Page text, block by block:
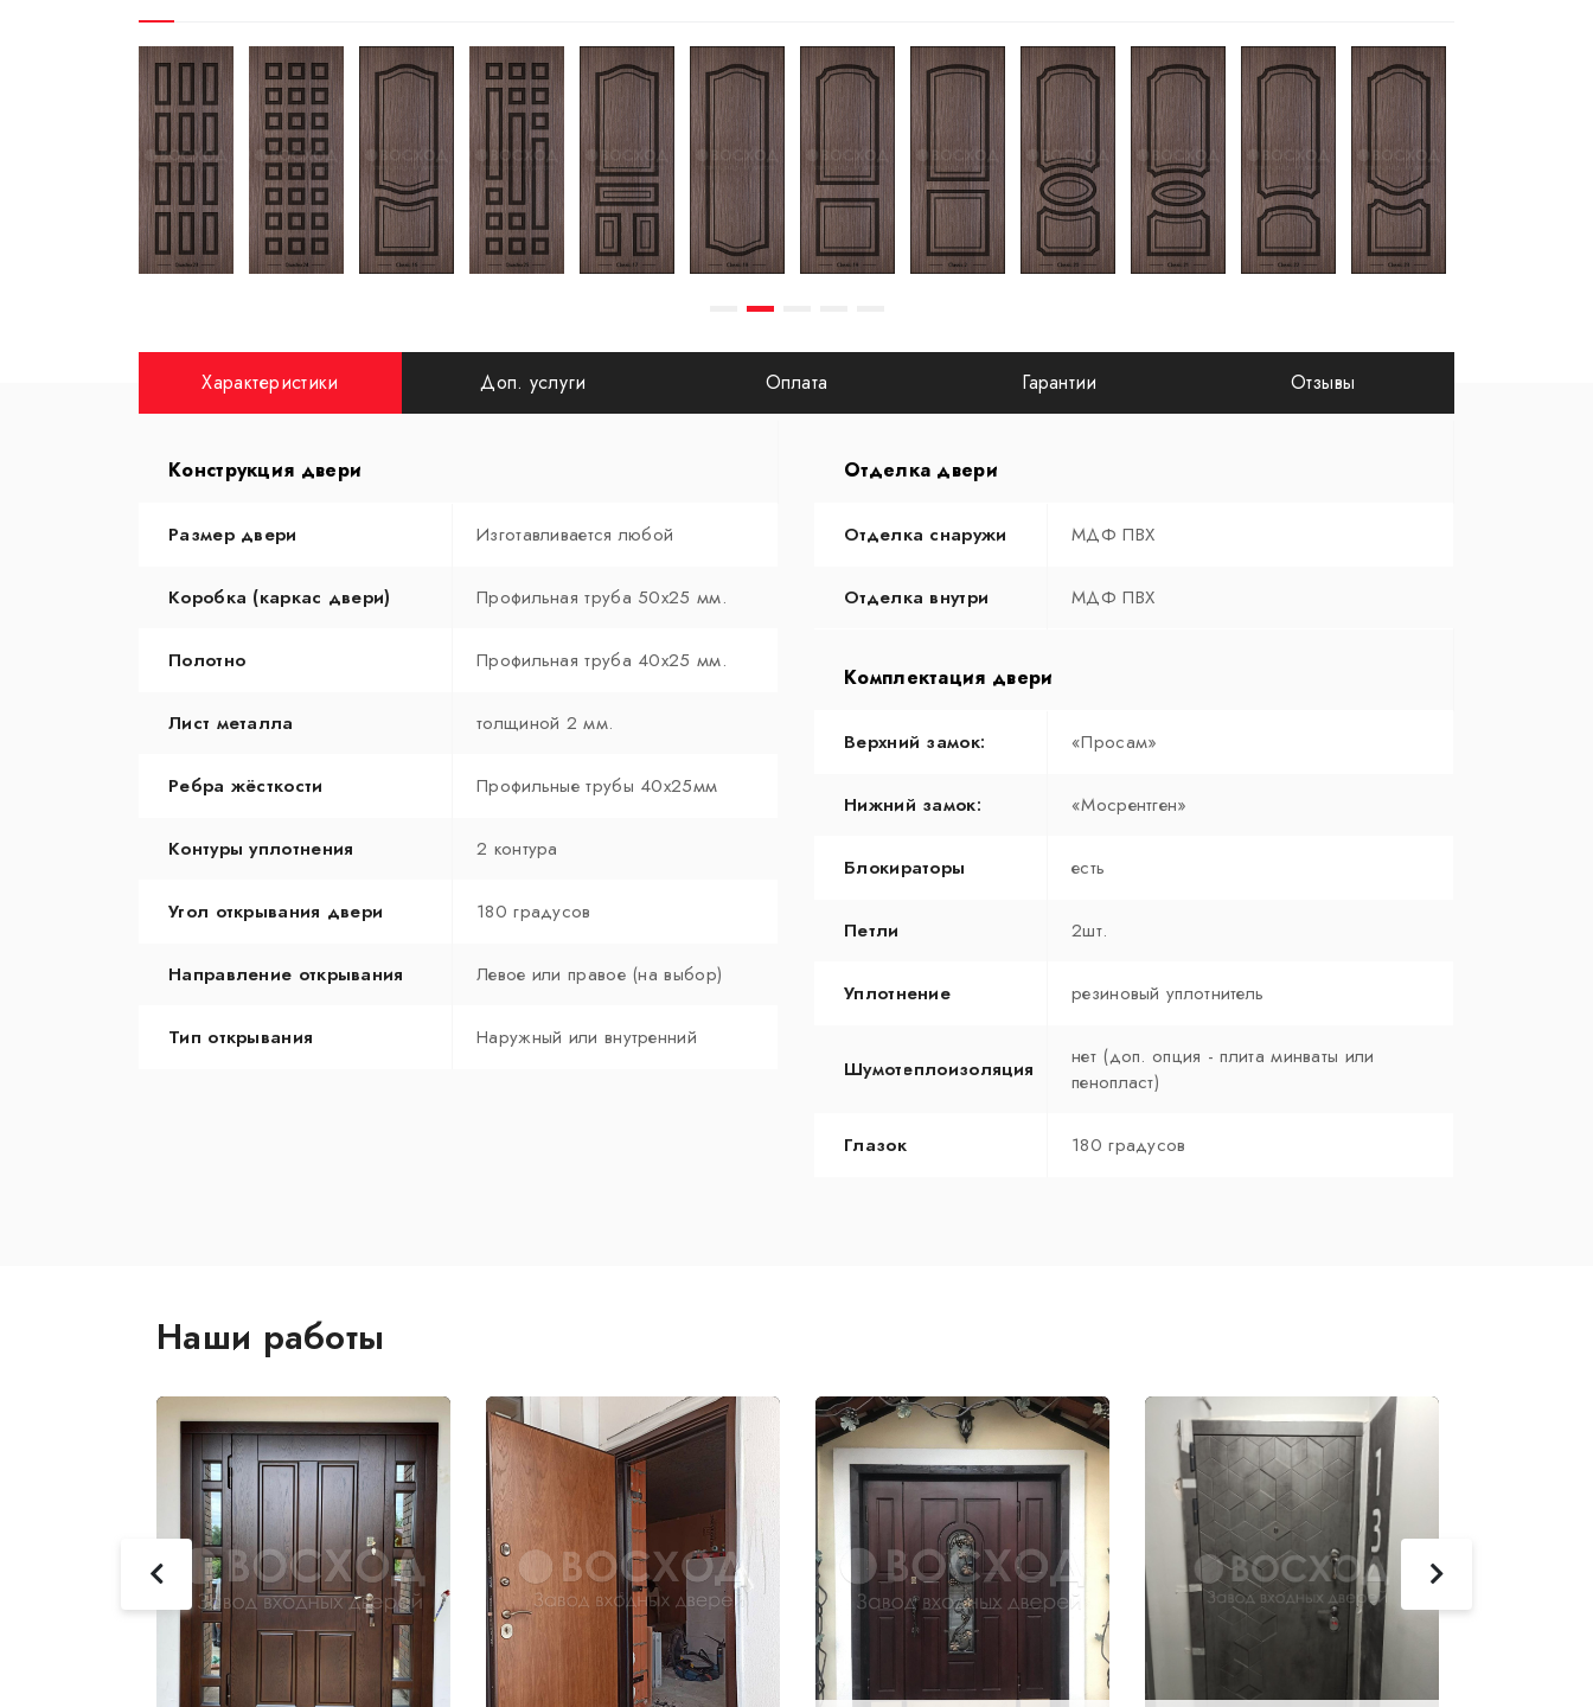
Характеристики Доп. услуги Оплата Гарантии Отзывы
Конструкция двери
Размер двери Изготавливается любой
Коробка (каркас двери) Профильная труба 50х25 мм.
Полотно Профильная труба 40х25 мм.
Лист металла толщиной 2 мм.
Ребра жёсткости Профильные трубы 40х25мм
Контуры уплотнения 2 контура
Угол открывания двери 180 градусов
Направление открывания Левое или правое (на выбор)
Тип открывания Наружный или внутренний
Отделка двери
Отделка снаружи МДФ ПВХ
Отделка внутри МДФ ПВХ
Комплектация двери
Верхний замок: «Просам»
Нижний замок: «Мосрентген»
Блокираторы есть
Петли 2шт.
Уплотнение резиновый уплотнитель
Шумотеплоизоляция
нет (доп. опция - плита минваты или
пенопласт)
Глазок 180 градусов
Наши работы